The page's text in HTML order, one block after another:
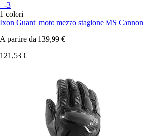
+-3
1 colori
Ixon Guanti moto mezzo stagione MS Cannon
A partire da 139,99 €
121,53 €